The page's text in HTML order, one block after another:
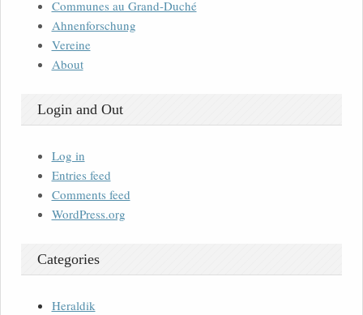
Communes au Grand-Duché
Ahnenforschung
Vereine
About
Login and Out
Log in
Entries feed
Comments feed
WordPress.org
Categories
Heraldik